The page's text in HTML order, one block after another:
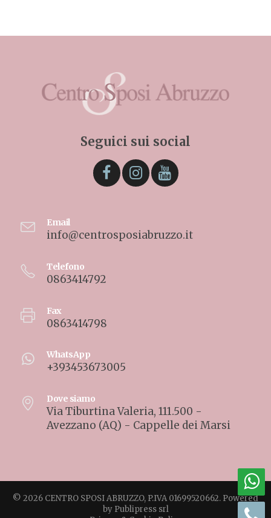
Seguici sui social
Email
info@centrosposiabruzzo.it
Telefono
0863414792
Fax
0863414798
WhatsApp
+393453673005
Dove siamo
Via Tiburtina Valeria, 111.500 -
Avezzano (AQ) - Cappelle dei Marsi
© 2026 CENTRO SPOSI ABRUZZO, P.IVA 01699520662. Powered
by Publipress srl